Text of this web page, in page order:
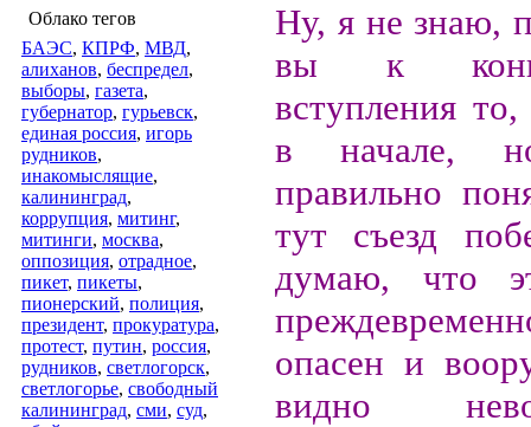
Облако тегов
БАЭС, КПРФ, МВД,
алиханов, беспредел,
выборы, газета,
губернатор, гурьевск,
единая россия, игорь
рудников,
инакомыслящие,
калининград,
коррупция, митинг,
митинги, москва,
оппозиция, отрадное,
пикет, пикеты,
пионерский, полиция,
президент, прокуратура,
протест, путин, россия,
рудников, светлогорск,
светлогорье, свободный
калининград, сми, суд,
Ну, я не знаю,
вы к
вступления
в начале,
правильно
тут съезд
думаю, что
опасен и
видно